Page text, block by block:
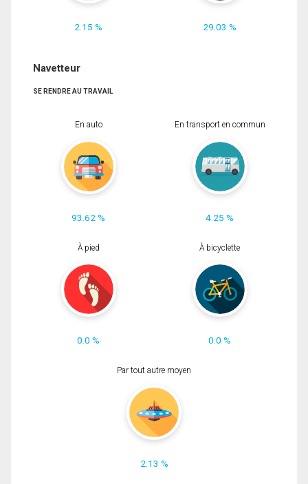
2.15 % 29.03 %
Navetteur
SE RENDRE AU TRAVAIL
En auto
93.62 %
En transport en commun
4.25 %
À pied
0.0 %
À bicyclette
0.0 %
Par tout autre moyen
2.13 %